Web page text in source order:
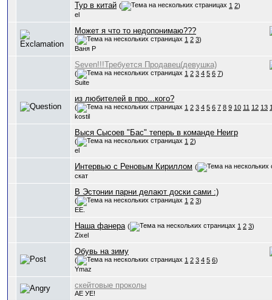
Тур в китай ( 1 2)
el
Может я что то недопонимаю???
( 1 2 3)
Ваня Р
Seven!!!Требуется Продавец(девушка)
( 1 2 3 4 5 6 7)
Suite
из любителей в про...кого?
( 1 2 3 4 5 6 7 8 9 10 11 12 13
kostil
Выся Сысоев "Бас" теперь в команде Неигр
( 1 2)
el
Интервью с Реновым Кириллом (
скат
В Эстонии парни делают доски сами :)
( 1 2 3)
EE.
Наша фанера ( 1 2 3)
Zixel
Обувь на зиму
( 1 2 3 4 5 6)
Ymaz
скейтовые проколы
АЕ УЕ!